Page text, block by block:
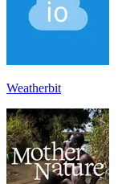
Weatherbit